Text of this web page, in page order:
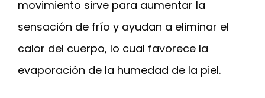
movimiento sirve para aumentar la
sensación de frío y ayudan a eliminar el
calor del cuerpo, lo cual favorece la
evaporación de la humedad de la piel.